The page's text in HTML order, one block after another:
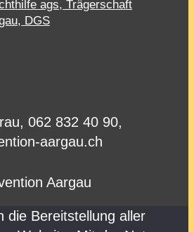
ags, Trägerschaft
DGS
062 832 40 90,
aargau.ch
Aargau
die Bereitstellung aller